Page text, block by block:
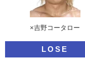
×吉野コータロー
LOSE